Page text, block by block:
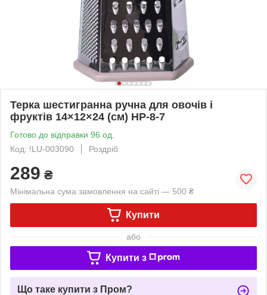
Терка шестигранна ручна для овочів і
фруктів 14×12×24 (см) HP-8-7
Готово до відправки 96 од.
Код: !LU-003090
Роздріб
289 ₴
Мінімальна сума замовлення на сайті — 500 ₴
Купити
або
Купити з
Що таке купити з Пром?